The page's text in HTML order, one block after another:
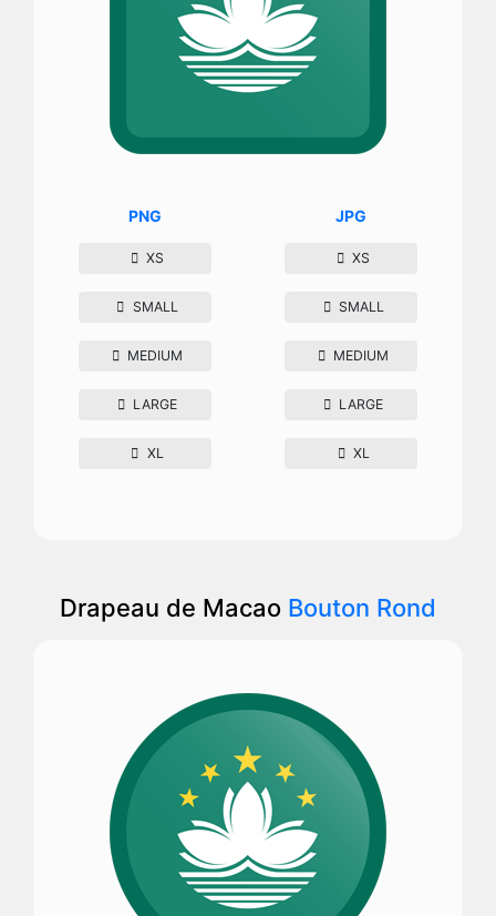
PNG
XS
SMALL
MEDIUM
LARGE
XL
JPG
XS
SMALL
MEDIUM
LARGE
XL
Drapeau de Macao Bouton Rond